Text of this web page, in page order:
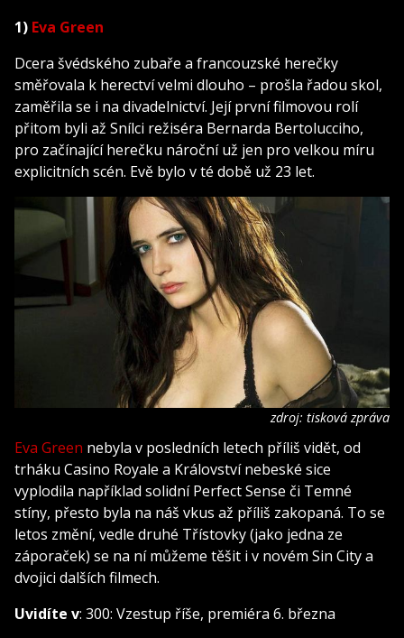
1) Eva Green
Dcera švédského zubaře a francouzské herečky
směřovala k herectví velmi dlouho – prošla řadou skol,
zaměřila se i na divadelnictví. Její první filmovou rolí
přitom byli až Snílci režiséra Bernarda Bertolucciho,
pro začínající herečku nároční už jen pro velkou míru
explicitních scén. Evě bylo v té době už 23 let.
zdroj: tisková zpráva
Eva Green nebyla v posledních letech příliš vidět, od
trháku Casino Royale a Království nebeské sice
vyplodila například solidní Perfect Sense či Temné
stíny, přesto byla na náš vkus až příliš zakopaná. To se
letos změní, vedle druhé Třístovky (jako jedna ze
záporaček) se na ní můžeme těšit i v novém Sin City a
dvojici dalších filmech.
Uvidíte v: 300: Vzestup říše, premiéra 6. března